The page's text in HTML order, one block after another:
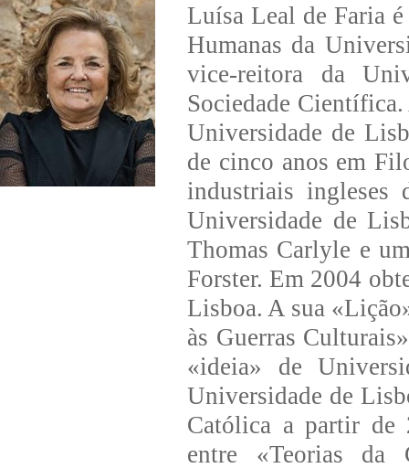
Luísa Leal de Faria
Humanas da
vice-reitora da
Sociedade
Universidade de
de cinco anos em
industriais ingleses
Universidade de
Thomas Carlyle e
Forster. Em 2004
Lisboa. A sua
às Guerras
«ideia» de
Universidade de
Católica a partir de
entre «Teorias da